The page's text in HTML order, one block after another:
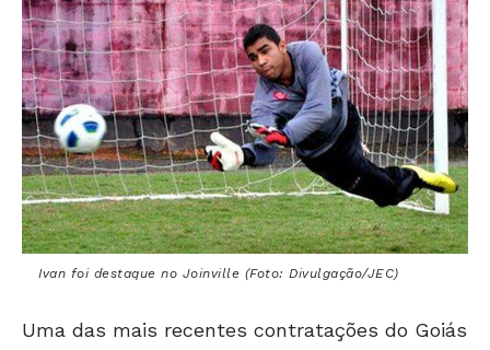
Ivan foi destaque no Joinville (Foto: Divulgação/JEC)
Uma das mais recentes contratações do Goiás